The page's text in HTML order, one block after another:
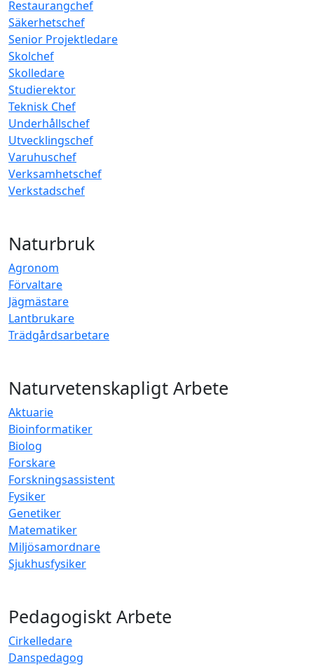
Restaurangchef
Säkerhetschef
Senior Projektledare
Skolchef
Skolledare
Studierektor
Teknisk Chef
Underhållschef
Utvecklingschef
Varuhuschef
Verksamhetschef
Verkstadschef
Naturbruk
Agronom
Förvaltare
Jägmästare
Lantbrukare
Trädgårdsarbetare
Naturvetenskapligt Arbete
Aktuarie
Bioinformatiker
Biolog
Forskare
Forskningsassistent
Fysiker
Genetiker
Matematiker
Miljösamordnare
Sjukhusfysiker
Pedagogiskt Arbete
Cirkelledare
Danspedagog